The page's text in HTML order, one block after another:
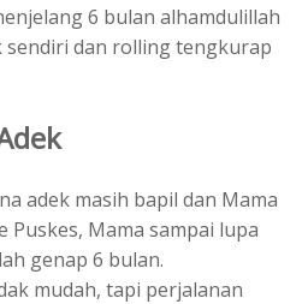
6 bulan alhamdulillah
sendiri dan rolling tengkurap
adek masih bapil dan Mama
Puskes, Mama sampai lupa
genap 6 bulan.
mudah, tapi perjalanan